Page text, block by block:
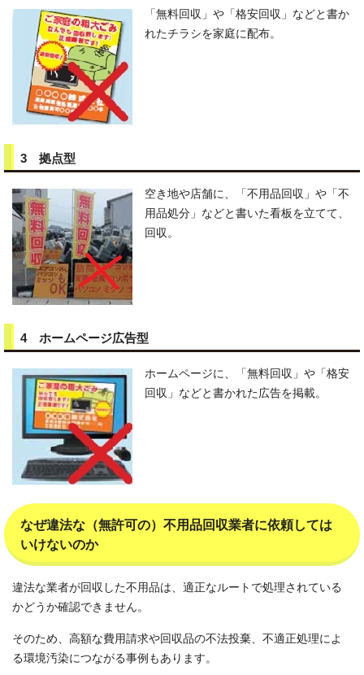
「無料回収」や「格安回収」などと書か
れたチラシを家庭に配布。
3 拠点型
空き地や店舗に、「不用品回収」や「不
用品処分」などと書いた看板を立てて、
回収。
4 ホームページ広告型
ホームページに、「無料回収」や「格安
回収」などと書かれた広告を掲載。
なぜ違法な（無許可の）不用品回収業者に依頼しては
いけないのか
違法な業者が回収した不用品は、適正なルートで処理されている
かどうか確認できません。
そのため、高額な費用請求や回収品の不法投棄、不適正処理によ
る環境汚染につながる事例もあります。